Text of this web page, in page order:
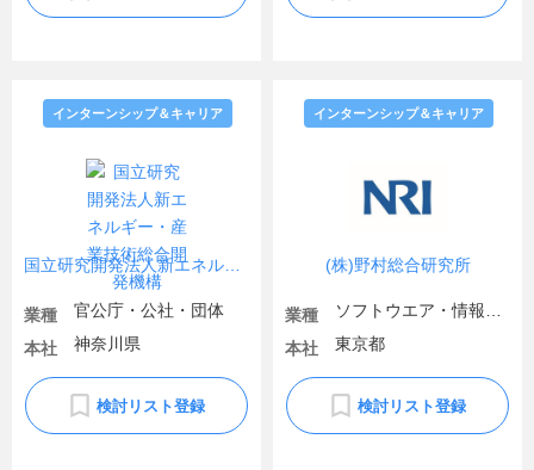
インターンシップ＆キャリア
業種
官公庁・公社・団体
本社
神奈川県
検討リスト登録
(株)野村総合研究所
インターンシップ＆キャリア
業種
本社
東京都
検討リスト登録